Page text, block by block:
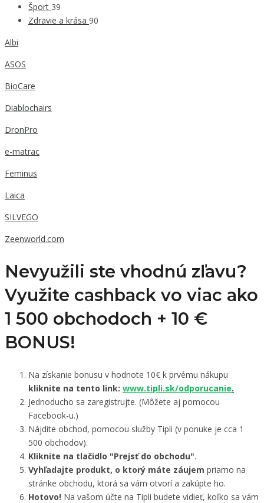
Šport 39
Zdravie a krása 90
Albi
ASOS
BioCare
Diablochairs
DronPro
e-matrac
Feminus
Laica
SILVEGO
Zeenworld.com
Nevyužili ste vhodnú zľavu?
Využite cashback vo viac ako
1 500 obchodoch + 10 €
BONUS!
Na získanie bonusu v hodnote 10€ k prvému nákupu
kliknite na tento link: www.tipli.sk/odporucanie.
Jednoducho sa zaregistrujte. (Môžete aj pomocou
Facebook-u.)
Nájdite obchod, pomocou služby Tipli (v ponuke je cca 1
500 obchodov).
Kliknite na tlačidlo "Prejsť do obchodu".
Vyhľadajte produkt, o ktorý máte záujem priamo na
stránke obchodu, ktorá sa vám otvorí a zakúpte ho.
Hotovo! Na vašom účte na Tipli budete vidieť, koľko sa vám